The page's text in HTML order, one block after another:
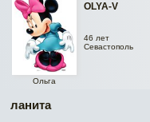
OLYA-V
Ольга
46 лет
Севастополь
ланита